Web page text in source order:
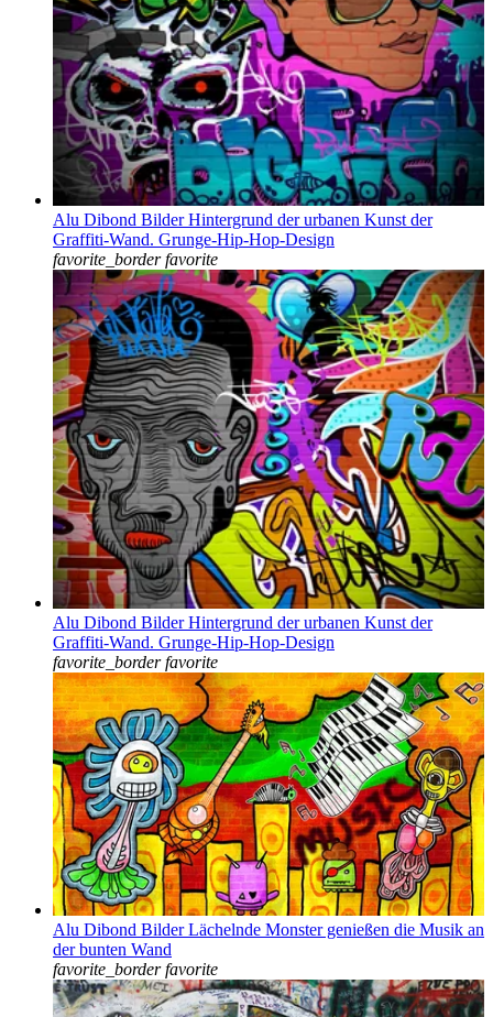
Alu Dibond Bilder Hintergrund der urbanen Kunst der
Graffiti-Wand. Grunge-Hip-Hop-Design
favorite_border favorite
Alu Dibond Bilder Hintergrund der urbanen Kunst der
Graffiti-Wand. Grunge-Hip-Hop-Design
favorite_border favorite
Alu Dibond Bilder Lächelnde Monster genießen die Musik an
der bunten Wand
favorite_border favorite